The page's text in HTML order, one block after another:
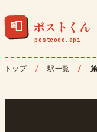
📮 ポストくん
トップ 駅一覧